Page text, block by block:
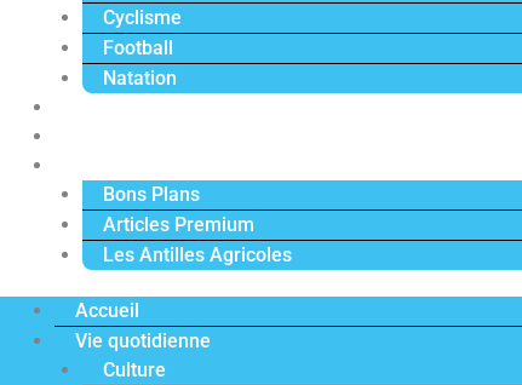
Cyclisme
Football
Natation
Bons Plans
Articles Premium
Les Antilles Agricoles
Accueil
Vie quotidienne
Culture